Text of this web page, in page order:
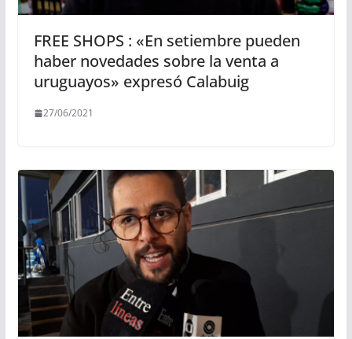
FREE SHOPS : «En setiembre pueden
haber novedades sobre la venta a
uruguayos» expresó Calabuig
27/06/2021